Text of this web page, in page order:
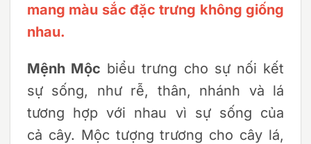
mang màu sắc đặc trưng không giống
nhau.
Mệnh Mộc biểu trưng cho sự nối kết
sự sống, như rễ, thân, nhánh và lá
tương hợp với nhau vì sự sống của
cả cây. Mộc tượng trương cho cây lá,